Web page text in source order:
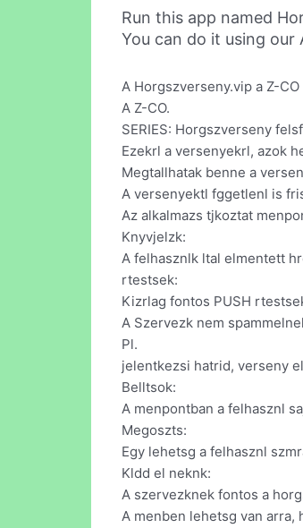
Run this app named
You can do it using our
A Horgszverseny.vip a Z-
A Z-CO.
SERIES: Horgszverseny
Ezekrl a versenyekrl, azok
Megtallhatak benne a
A versenyektl fggetlenl is
Az alkalmazs tjkoztat
Knyvjelzk:
A felhasznlk ltal elmentett
rtestsek:
Kizrlag fontos PUSH
A Szervezk nem
Pl.
jelentkezsi hatrid, verseny
Belltsok:
A menpontban a felhasznl
Megoszts:
Egy lehetsg a felhasznl
Kldd el neknk:
A szervezknek fontos a
A menben lehetsg van